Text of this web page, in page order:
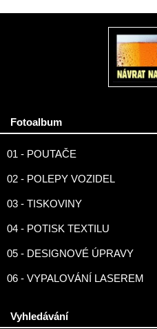
Fotoalbum
01 - POUTAČE
02 - POLEPY VOZIDEL
03 - TISKOVINY
04 - POTISK TEXTILU
05 - DESIGNOVÉ ÚPRAVY
06 - VYPALOVÁNÍ LASEREM
Vyhledávání